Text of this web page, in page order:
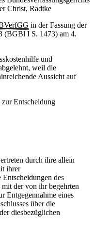
Christ, Radtke
in der Fassung der
(BGBl I S. 1473) am 4.
und
weil die
Aussicht auf
Entscheidung
durch ihre allein
ihrer
Entscheidungen des
der von ihr begehrten
Entgegennahme eines
über die
diesbezüglichen